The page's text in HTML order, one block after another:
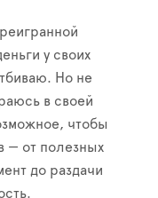
у своих
Но не
в своей
чтобы
— от полезных
до раздачи